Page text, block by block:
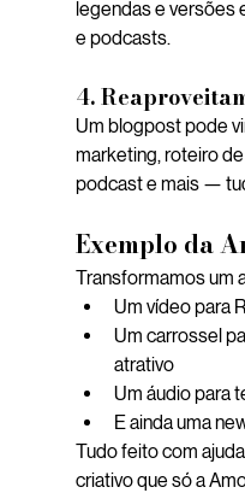
legendas e versões
e podcasts.
4.
Um blogpost pode
marketing, roteiro
podcast e mais —
Exemplo da
Transformamos um
Um vídeo para
Um carrossel
atrativo
Um áudio para
E ainda uma
Tudo feito com
criativo que só a